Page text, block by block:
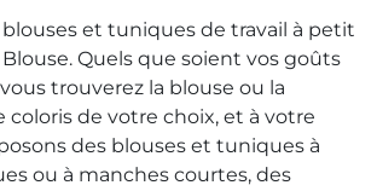
et tuniques de travail à petit
Quels que soient vos goûts
trouverez la blouse ou la
coloris de votre choix, et à votre
des blouses et tuniques à
ou à manches courtes, des